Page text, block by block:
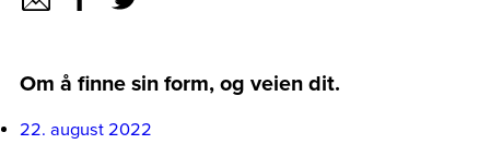
Om å finne sin form, og veien dit.
22. august 2022